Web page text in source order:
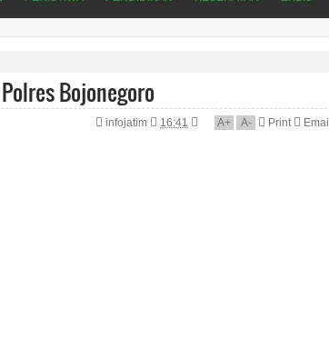
Bojonegoro
infojatim 16:41 A+ A- Print Email